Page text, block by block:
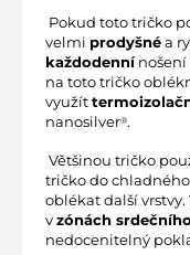
velmi prodyšné a
každodenní nošení
na toto tričko
využít
nanosilver®.
Většinou tričko
tričko do
oblékat další
v zónách
nedocenitelný